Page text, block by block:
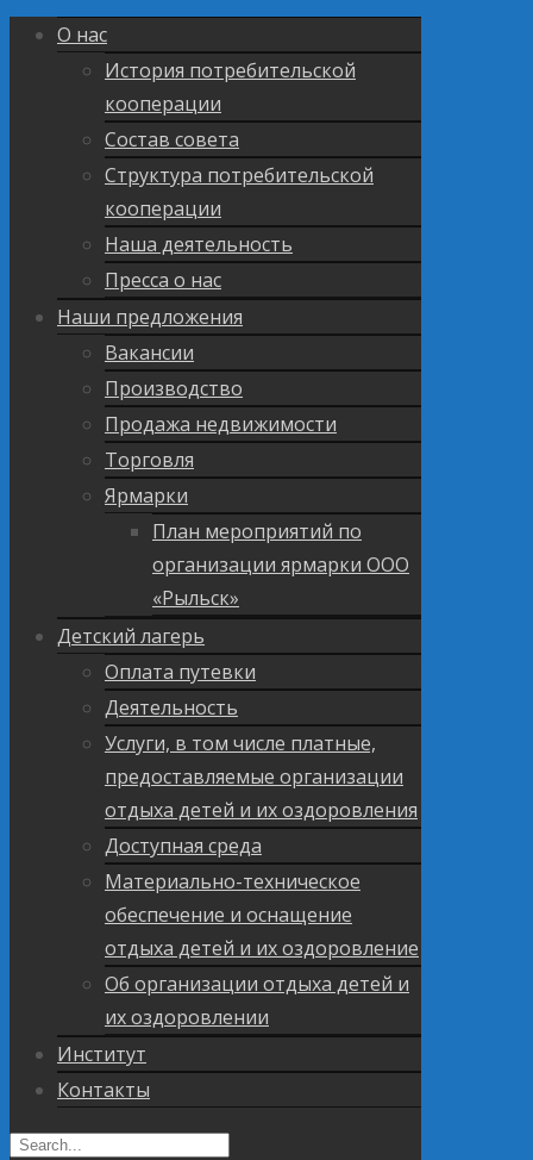
О нас
История потребительской
кооперации
Состав совета
Структура потребительской
кооперации
Наша деятельность
Пресса о нас
Наши предложения
Вакансии
Производство
Продажа недвижимости
Торговля
Ярмарки
План мероприятий по
организации ярмарки ООО
«Рыльск»
Детский лагерь
Оплата путевки
Деятельность
Услуги, в том числе платные,
предоставляемые организации
отдыха детей и их оздоровления
Доступная среда
Материально-техническое
обеспечение и оснащение
отдыха детей и их оздоровление
Об организации отдыха детей и
их оздоровлении
Институт
Контакты